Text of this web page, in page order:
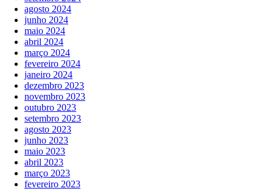
agosto 2024
junho 2024
maio 2024
abril 2024
março 2024
fevereiro 2024
janeiro 2024
dezembro 2023
novembro 2023
outubro 2023
setembro 2023
agosto 2023
junho 2023
maio 2023
abril 2023
março 2023
fevereiro 2023